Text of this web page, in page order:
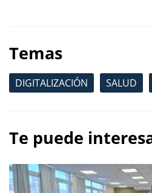
Temas
DIGITALIZACIÓN SALUD
Te puede